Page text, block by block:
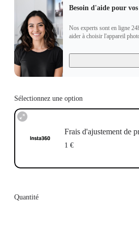
Besoin d'aide pour
Nos experts sont en ligne
aider à choisir l'appareil
Sélectionnez une option
Frais d'ajustement de
1 €
Quantité